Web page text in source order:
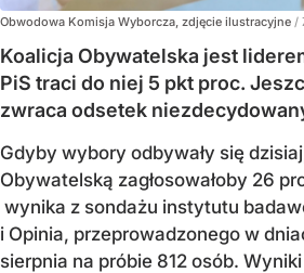
Obwodowa Komisja Wyborcza, zdjęcie ilustracyjne /
Koalicja Obywatelska jest
PiS traci do niej 5 pkt proc.
zwraca odsetek
Gdyby wybory odbywały się
Obywatelską zagłosowałoby 26
wynika z sondażu instytutu
i Opinia, przeprowadzonego w
sierpnia na próbie 812 osób.